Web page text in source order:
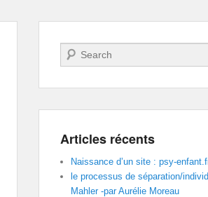
Recherche
Articles récents
Naissance d’un site : psy-
le processus de séparation/
Mahler -par Aurélie Moreau